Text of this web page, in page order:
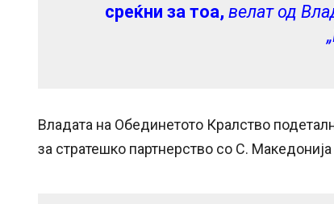
среќни за тоа, велат од
Владата на Обединетото Кралство
за стратешко партнерство со С.